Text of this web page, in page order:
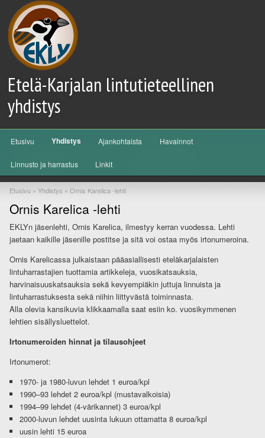
Etelä-Karjalan lintutieteellinen
yhdistys
Siirry sisältöön
Siirry toissijaiseen sisältöön
Etusivu Yhdistys Ajankohtaista Havainnot
Linnusto ja harrastus Linkit
Etusivu » Yhdistys » Ornis Karelica -lehti
Ornis Karelica -lehti
EKLYn jäsenlehti, Ornis Karelica, ilmestyy kerran vuodessa. Lehti
jaetaan kaikille jäsenille postitse ja sitä voi ostaa myös irtonumeroina.
Ornis Karelicassa julkaistaan pääasiallisesti eteläkarjalaisten
lintuharrastajien tuottamia artikkeleja, vuosikatsauksia,
harvinaisuuskatsauksia sekä kevyempiäkin juttuja linnuista ja
lintuharrastuksesta sekä niihin liittyvästä toiminnasta.
Alla olevia kansikuvia klikkaamalla saat esiin ko. vuosikymmenen
lehtien sisällysluettelot.
Irtonumeroiden hinnat ja tilausohjeet
Irtonumerot:
1970- ja 1980-luvun lehdet 1 euroa/kpl
1990–93 lehdet 2 euroa/kpl (mustavalkoisia)
1994–99 lehdet (4-värikannet) 3 euroa/kpl
2000-luvun lehdet uusinta lukuun ottamatta 8 euroa/kpl
uusin lehti 15 euroa